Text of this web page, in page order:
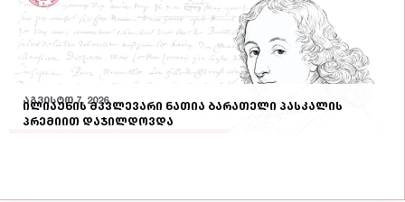
აგვისტო 7, 2026
ილიაუნის მკვლევარი ნათია ბარათელი პასკალის
პრემიით დაჯილდოვდა